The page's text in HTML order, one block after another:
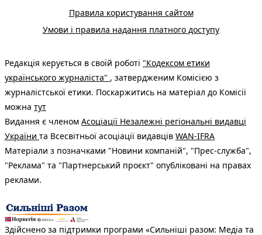
Правила користування сайтом
Умови і правила надання платного доступу
Редакція керується в своїй роботі "Кодексом етики
українського журналіста" , затвердженим Комісією з
журналістської етики. Поскаржитись на матеріал до Комісії
можна тут
Видання є членом Асоціації Незалежні регіональні видавці
України та Всесвітньої асоціації видавців WAN-IFRA
Матеріали з позначками "Новини компаній", "Прес-служба",
"Реклама" та "Партнерський проєкт" опубліковані на правах
реклами.
Здійснено за підтримки програми «Сильніші разом: Медіа та